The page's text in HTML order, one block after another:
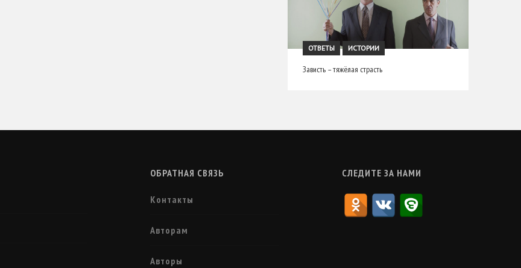
ОТВЕТЫ ИСТОРИИ
Зависть – тяжёлая страсть
ОБРАТНАЯ СВЯЗЬ
Контакты
Авторам
Авторы
СЛЕДИТЕ ЗА НАМИ